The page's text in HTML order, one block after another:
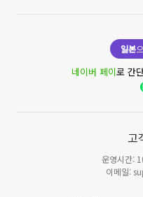
일본
네이버 페이로 간
고
운영시간:
이메일: